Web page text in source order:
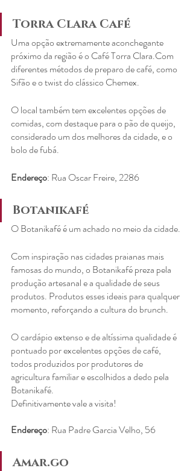
Torra Clara Café
Uma opção extremamente aconchegante
próximo da região é o Café Torra Clara.Com
diferentes métodos de preparo de café, como
Sifão e o twist do clássico Chemex.
O local também tem excelentes opções de
comidas, com destaque para o pão de queijo,
considerado um dos melhores da cidade, e o
bolo de fubá.
Endereço: Rua Oscar Freire, 2286
Botanikafé
O Botanikafé é um achado no meio da cidade.
Com inspiração nas cidades praianas mais
famosas do mundo, o Botanikafé preza pela
produção artesanal e a qualidade de seus
produtos. Produtos esses ideais para qualquer
momento, reforçando a cultura do brunch.
O cardápio extenso e de altíssima qualidade é
pontuado por excelentes opções de café,
todos produzidos por produtores de
agricultura familiar e escolhidos a dedo pela
Botanikafé.
Definitivamente vale a visita!
Endereço: Rua Padre Garcia Velho, 56
Amar.go